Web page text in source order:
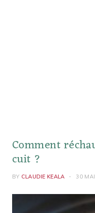
Comment
cuit ?
BY CLAUDIE KEALA 30